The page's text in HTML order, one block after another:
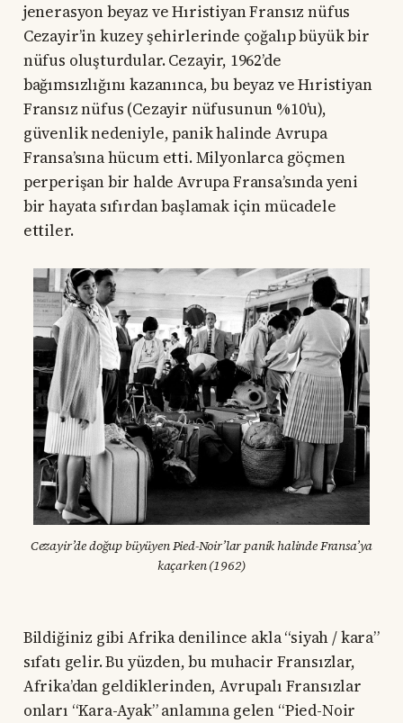
jenerasyon beyaz ve Hıristiyan Fransız nüfus
Cezayir’in kuzey şehirlerinde çoğalıp büyük bir
nüfus oluşturdular. Cezayir, 1962’de
bağımsızlığını kazanınca, bu beyaz ve Hıristiyan
Fransız nüfus (Cezayir nüfusunun %10’u),
güvenlik nedeniyle, panik halinde Avrupa
Fransa’sına hücum etti. Milyonlarca göçmen
perperişan bir halde Avrupa Fransa’sında yeni
bir hayata sıfırdan başlamak için mücadele
ettiler.
Cezayir’de doğup büyüyen Pied-Noir’lar panik halinde Fransa’ya
kaçarken (1962)
Bildiğiniz gibi Afrika denilince akla “siyah / kara”
sıfatı gelir. Bu yüzden, bu muhacir Fransızlar,
Afrika’dan geldiklerinden, Avrupalı Fransızlar
onları “Kara-Ayak” anlamına gelen “Pied-Noir